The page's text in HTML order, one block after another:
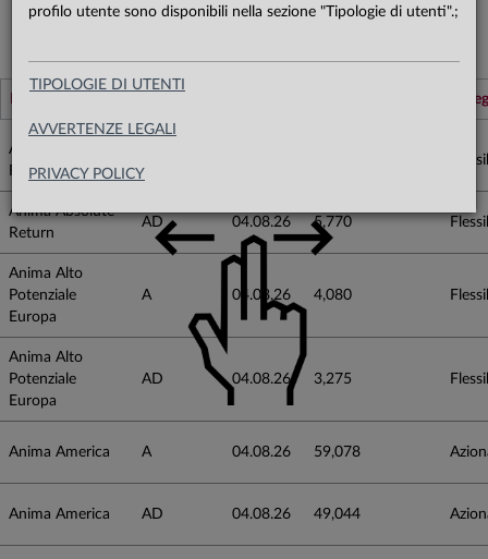
profilo utente sono disponibili nella sezione "Tipologie di utenti".;
TIPOLOGIE DI UTENTI
AVVERTENZE LEGALI
PRIVACY POLICY
VISUALIZZA PER
Anima Absolute
Return
Anima Absolute
Return
AD 04.08.26 5,770
Anima Alto
Potenziale
Europa
A 04.08.26 4,080
Anima Alto
Potenziale
Europa
AD 04.08.26 3,275
Anima America A 04.08.26 59,078
Anima America AD 04.08.26 49,044